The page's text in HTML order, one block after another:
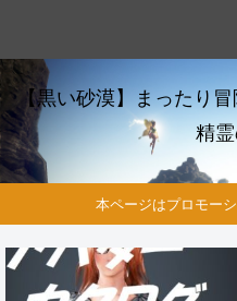
【黒い砂漠】まったり
精
本ページはプロモー